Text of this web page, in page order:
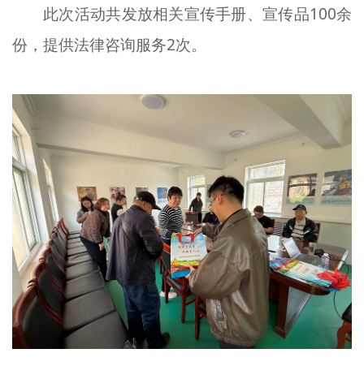
此次活动共发放相关宣传手册、宣传品100余
份，提供法律咨询服务2次。